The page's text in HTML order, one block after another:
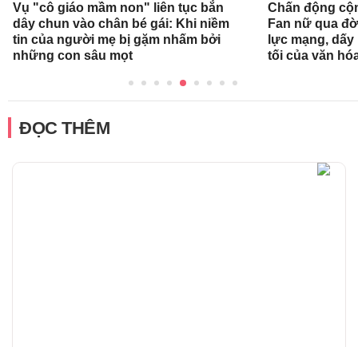
Vụ "cô giáo mầm non" liên tục bắn
dây chun vào chân bé gái: Khi niềm
tin của người mẹ bị gặm nhấm bởi
những con sâu mọt
Chấn động
Fan nữ qua
lực mạng,
tối của văn
ĐỌC THÊM